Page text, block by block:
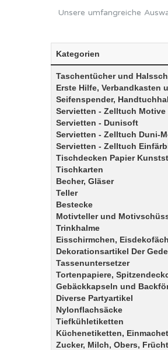
Unsere umfangreiche
Kategorien
Taschentücher und
Erste Hilfe, Verbandkasten
Seifenspender,
Servietten - Zelltuch Motive
Servietten - Dunisoft
Servietten - Zelltuch Duni-
Servietten - Zelltuch
Tischdecken Papier
Tischkarten
Becher, Gläser
Teller
Bestecke
Motivteller und
Trinkhalme
Eisschirmchen,
Dekorationsartikel Der
Tassenuntersetzer
Tortenpapiere,
Gebäckkapseln und
Diverse Partyartikel
Nylonflachsäcke
Tiefkühletiketten
Küchenetiketten,
Zucker, Milch, Obers,